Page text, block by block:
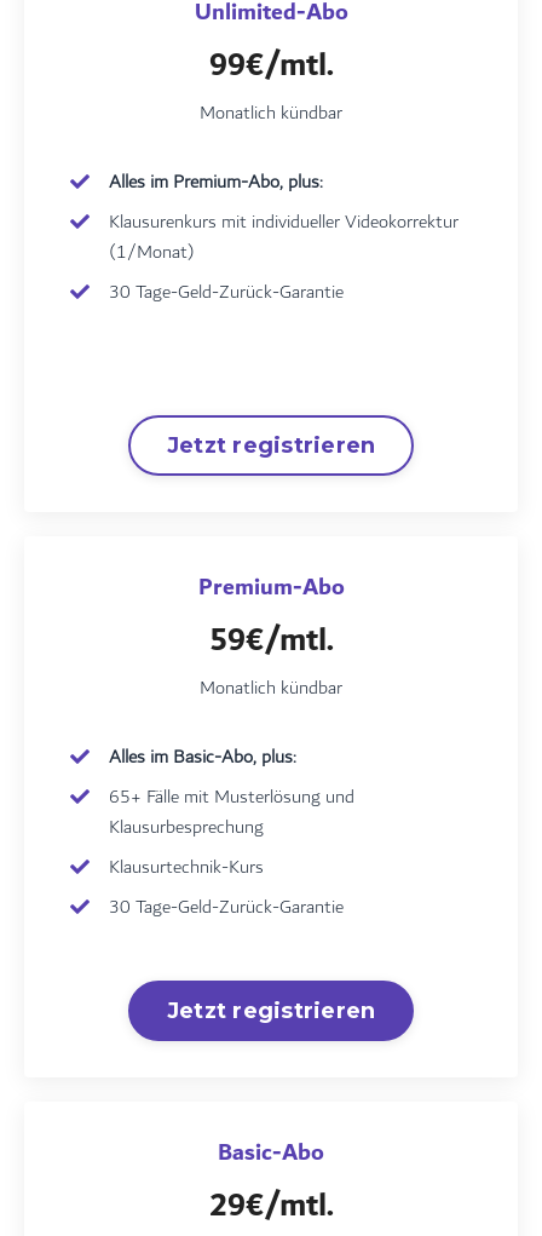
Unlimited-Abo
99€/mtl.
Monatlich kündbar
Alles im Premium-Abo, plus:
Klausurenkurs mit individueller Videokorrektur
(1/Monat)
30 Tage-Geld-Zurück-Garantie
Jetzt registrieren
Premium-Abo
59€/mtl.
Monatlich kündbar
Alles im Basic-Abo, plus:
65+ Fälle mit Musterlösung und
Klausurbesprechung
Klausurtechnik-Kurs
30 Tage-Geld-Zurück-Garantie
Jetzt registrieren
Basic-Abo
29€/mtl.